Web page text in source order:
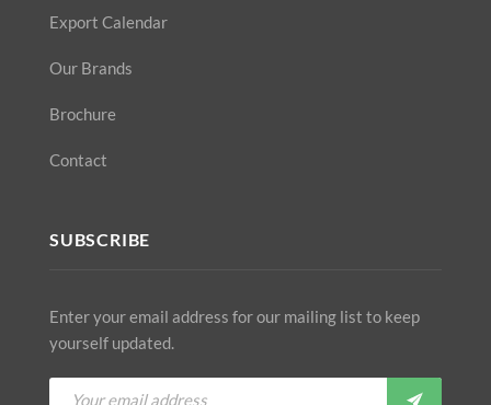
Export Calendar
Our Brands
Brochure
Contact
SUBSCRIBE
Enter your email address for our mailing list to keep
yourself updated.